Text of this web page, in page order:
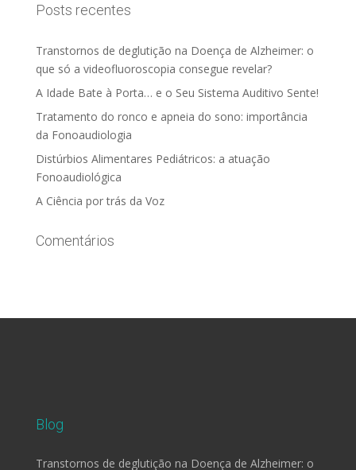
Posts recentes
Transtornos de deglutição na Doença de Alzheimer: o
que só a videofluoroscopia consegue revelar?
A Idade Bate à Porta… e o Seu Sistema Auditivo Sente!
Tratamento do ronco e apneia do sono: importância
da Fonoaudiologia
Distúrbios Alimentares Pediátricos: a atuação
Fonoaudiológica
A Ciência por trás da Voz
Comentários
Blog
Transtornos de deglutição na Doença de Alzheimer: o